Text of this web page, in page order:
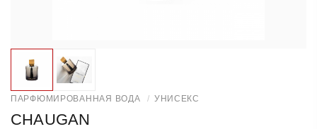
ПАРФЮМИРОВАННАЯ ВОДА / УНИСЕКС
CHAUGAN